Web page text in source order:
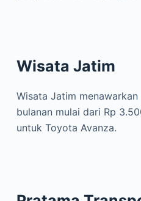
Wisata Jatim
Wisata Jatim
bulanan mulai dari Rp
untuk Toyota Avanza.